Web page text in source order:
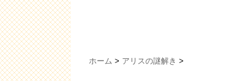
ホーム > アリスの謎解き >